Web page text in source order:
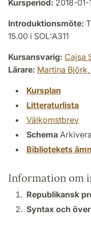
Kursperiod: 2018-
Introduktionsmöte:
15.00 i SOL:A311
Kursansvarig: Cajsa
Lärare: Martina Björk,
Kursplan
Litteraturlista
Välkomstbrev
Schema
Bibliotekets
Information om
Republikansk
Syntax och